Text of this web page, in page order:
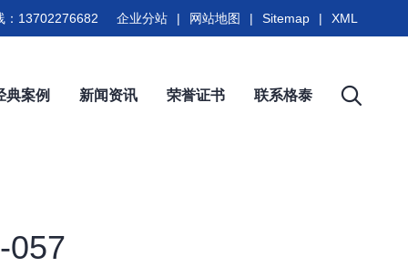
典案例 新闻资讯 荣誉证书 联系格泰
13702276682 企业分站 | 网站地图 | Sitemap | XML
057